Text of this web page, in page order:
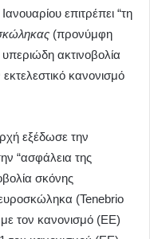
επιτρέπει “τη
(προνύμφη
ακτινοβολία
κανονισμό
εξέδωσε την
“ασφάλεια της
σκόνης
(Tenebrio
τον κανονισμό (ΕΕ)